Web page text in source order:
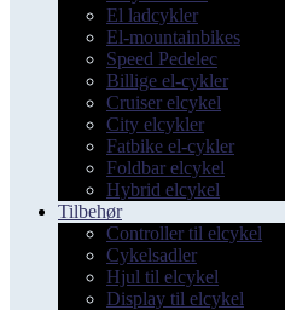
El ladcykler
El-mountainbikes
Speed Pedelec
Billige el-cykler
Cruiser elcykel
City elcykler
Fatbike el-cykler
Foldbar elcykel
Hybrid elcykel
Tilbehør
Controller til elcykel
Cykelsadler
Hjul til elcykel
Display til elcykel